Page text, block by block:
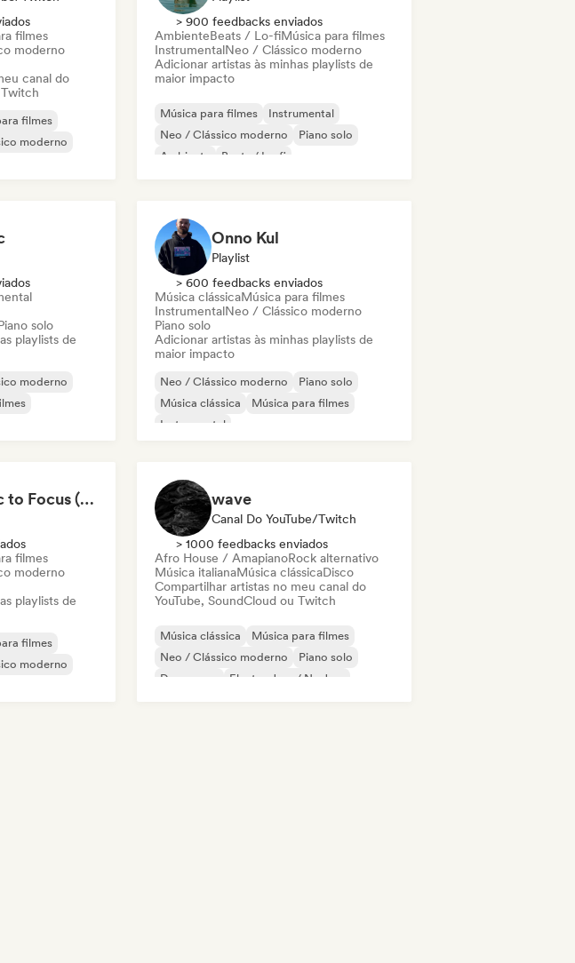
filmes
moderno
canal do
filmes
moderno
> 900 feedbacks enviados
AmbienteBeats / Lo-fiMúsica para filmes
InstrumentalNeo / Clássico moderno
Adicionar artistas às minhas playlists de
maior impacto
Música para filmes
Instrumental
Neo / Clássico moderno
Piano solo
Ambiente
Beats / Lo-fi
solo
playlists de
moderno
Onno Kul
Playlist
> 600 feedbacks enviados
Música clássicaMúsica para filmes
InstrumentalNeo / Clássico moderno
Piano solo
Adicionar artistas às minhas playlists de
maior impacto
Neo / Clássico moderno
Piano solo
Música clássica
Música para filmes
Instrumental
Piano Music to Focus (by Andreas Wolff)
filmes
moderno
playlists de
filmes
moderno
wave
Canal Do YouTube/Twitch
> 1000 feedbacks enviados
Afro House / AmapianoRock alternativo
Música italianaMúsica clássicaDisco
Compartilhar artistas no meu canal do
YouTube, SoundCloud ou Twitch
Música clássica
Música para filmes
Neo / Clássico moderno
Piano solo
Dream pop
Electro Jazz / Nu Jazz